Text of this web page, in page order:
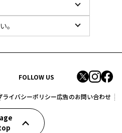
FOLLOW US
ライバシーポリシー広告のお問い合わせ